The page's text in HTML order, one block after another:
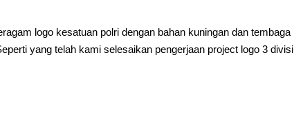
logo kesatuan polri dengan bahan kuningan dan tembaga
yang telah kami selesaikan pengerjaan project logo 3 divisi